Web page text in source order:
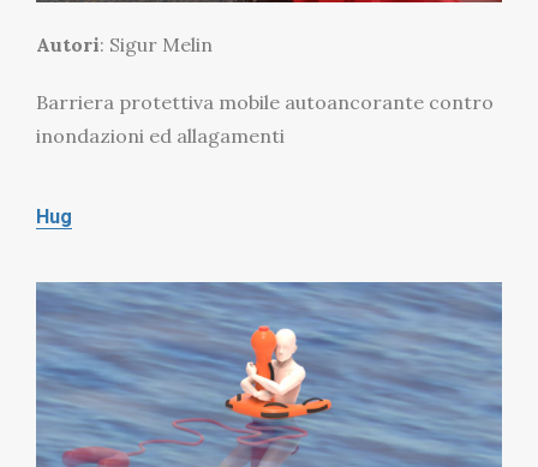
Autori: Sigur Melin
Barriera protettiva mobile autoancorante contro
inondazioni ed allagamenti
Hug